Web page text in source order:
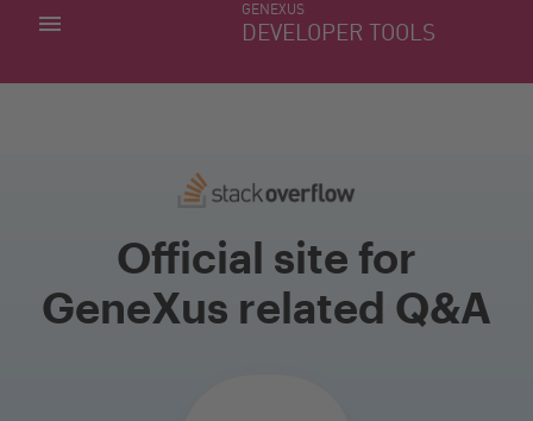
GENEXUS
DEVELOPER TOOLS
MIS APLICACIONES
Official site for
GeneXus related Q&A